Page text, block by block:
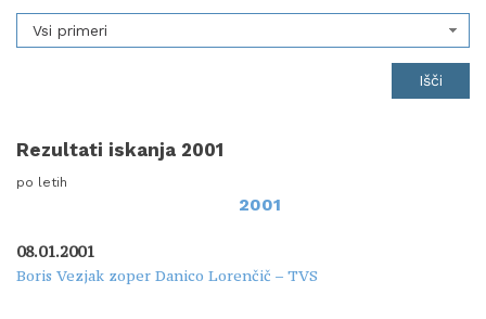
Vsi primeri
Rezultati iskanja 2001
po letih
2001
08.01.2001
Boris Vezjak zoper Danico Lorenčič – TVS